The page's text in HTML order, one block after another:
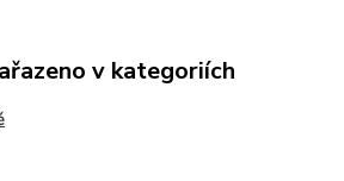
v kategoriích